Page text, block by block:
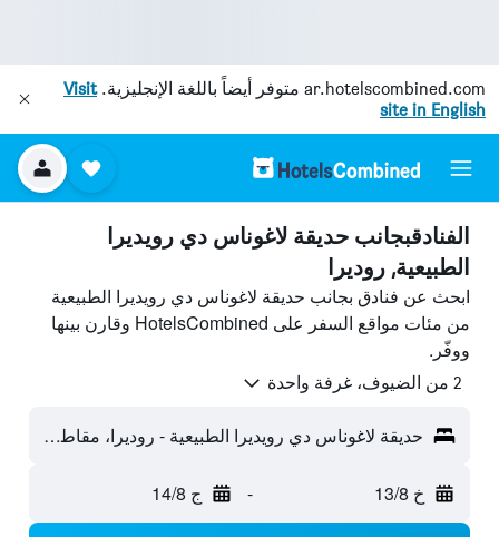
ar.hotelscombined.com متوفر أيضاً باللغة الإنجليزية.Visit
site in English
الفنادقبجانب حديقة لاغوناس دي رويديرا
الطبيعية, روديرا
ابحث عن فنادق بجانب حديقة لاغوناس دي رويديرا الطبيعية
من مئات مواقع السفر على HotelsCombined وقارن بينها
ووفّر.
2 من الضيوف، غرفة واحدة
حديقة لاغوناس دي رويديرا الطبيعية - روديرا، مقاطعة ثيوداد ريال، أسبانيا
خ 13/8 - ج 14/8